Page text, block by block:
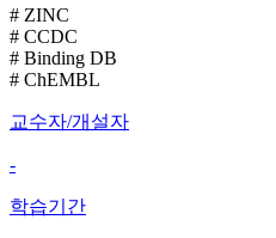
# ZINC
# CCDC
# Binding DB
# ChEMBL
교수자/개설자
-
학습기간